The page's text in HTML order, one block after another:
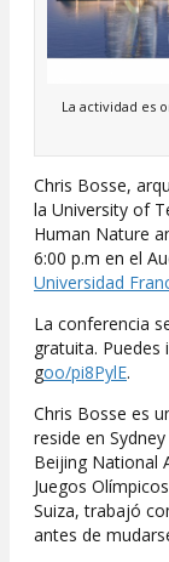
La actividad es
Chris Bosse,
la University of
Human Nature
6:00 p.m en el
Universidad
La conferencia
gratuita. Puedes
goo/pi8PylE.
Chris Bosse es
reside en
Beijing National
Juegos
Suiza, trabajó
antes de